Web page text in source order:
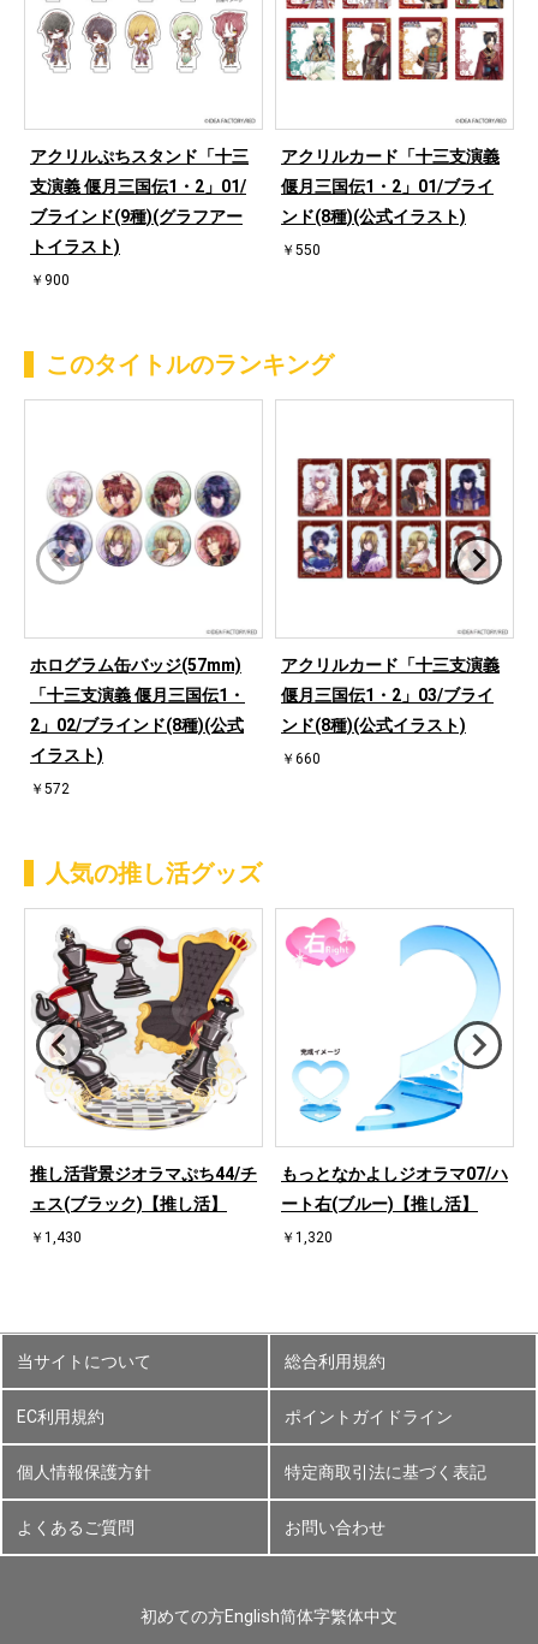
アクリルぷちスタンド「十三
支演義 偃月三国伝1・2」01/
ブラインド(9種)(グラフアー
トイラスト)
￥900
アクリルカード「十三支演義
偃月三国伝1・2」01/ブライ
ンド(8種)(公式イラスト)
￥550
このタイトルのランキング
ホログラム缶バッジ(57mm)
「十三支演義 偃月三国伝1・
2」02/ブラインド(8種)(公式
イラスト)
￥572
アクリルカード「十三支演義
偃月三国伝1・2」03/ブライ
ンド(8種)(公式イラスト)
￥660
人気の推し活グッズ
推し活背景ジオラマぷち44/チ
ェス(ブラック)【推し活】
￥1,430
もっとなかよしジオラマ07/ハ
ート右(ブルー)【推し活】
￥1,320
当サイトについて 総合利用規約
EC利用規約 ポイントガイドライン
個人情報保護方針 特定商取引法に基づく表記
よくあるご質問 お問い合わせ
初めての方English简体字繁体中文